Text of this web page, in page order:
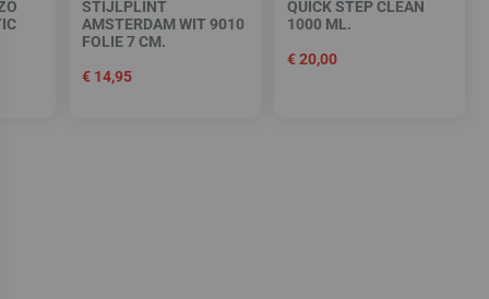
STIJLPLINT
AMSTERDAM WIT 9010
FOLIE 7 CM.
€ 14,95
QUICK STEP CLEAN
1000 ML.
€20,00